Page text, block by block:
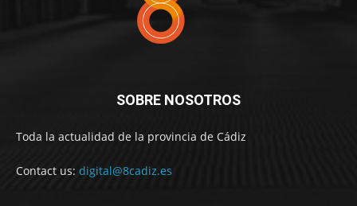
SOBRE NOSOTROS
Toda la actualidad de la provincia de Cádiz
Contact us: digital@8cadiz.es